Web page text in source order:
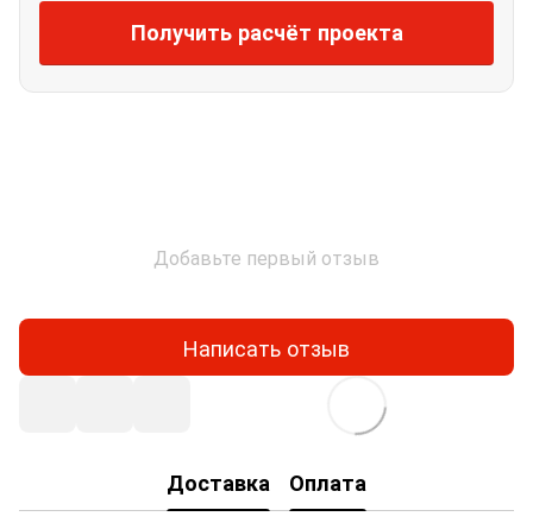
Получить расчёт проекта
Добавьте первый отзыв
Написать отзыв
Доставка Оплата